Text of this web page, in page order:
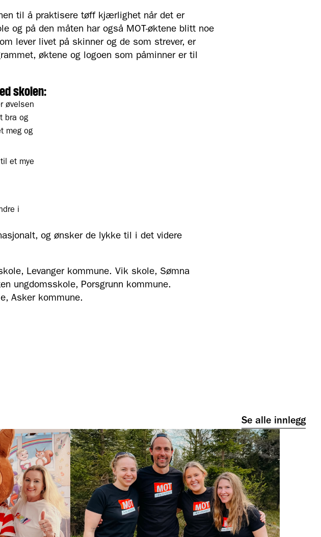
til å praktisere tøff kjærlighet når det er
og på den måten har også MOT-øktene blitt noe
lever livet på skinner og de som strever, er
øktene og logoen som påminner er til
skolen:
øvelsen
bra og
meg og
et mye
i
og ønsker de lykke til i det videre
Levanger kommune. Vik skole, Sømna
ungdomsskole, Porsgrunn kommune.
Asker kommune.
Se alle innlegg